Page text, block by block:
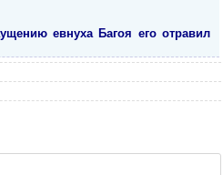
евнуха Багоя его отравил